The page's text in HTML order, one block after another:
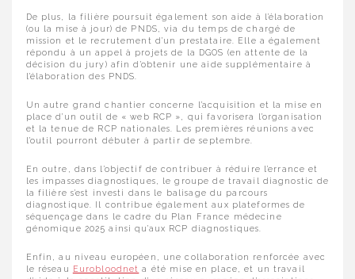
De plus, la filière poursuit également son aide à l’élaboration
(ou la mise à jour) de PNDS, via du temps de chargé de
mission et le recrutement d’un prestataire. Elle a également
répondu à un appel à projets de la DGOS (en attente de la
décision du jury) afin d’obtenir une aide supplémentaire à
l’élaboration des PNDS.
Un autre grand chantier concerne l’acquisition et la mise en
place d’un outil de « web RCP », qui favorisera l’organisation
et la tenue de RCP nationales. Les premières réunions avec
l’outil pourront débuter à partir de septembre.
En outre, dans l’objectif de contribuer à réduire l’errance et
les impasses diagnostiques, le groupe de travail diagnostic de
la filière s’est investi dans le balisage du parcours
diagnostique. Il contribue également aux plateformes de
séquençage dans le cadre du Plan France médecine
génomique 2025 ainsi qu’aux RCP diagnostiques.
Enfin, au niveau européen, une collaboration renforcée avec
le réseau Eurobloodnet a été mise en place, et un travail